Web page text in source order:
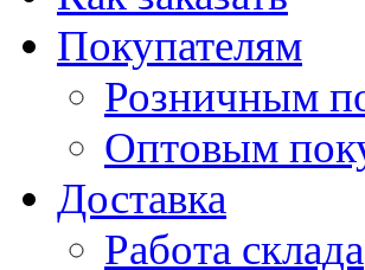
Покупателям
Розничным
Оптовым
Доставка
Работа склада